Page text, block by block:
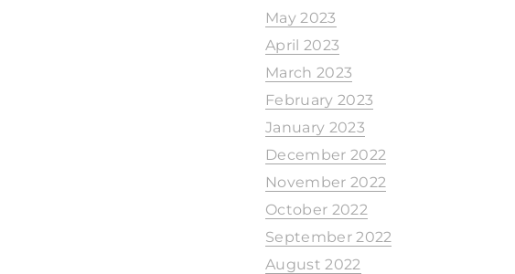
May 2023
April 2023
March 2023
February 2023
January 2023
December 2022
November 2022
October 2022
September 2022
August 2022